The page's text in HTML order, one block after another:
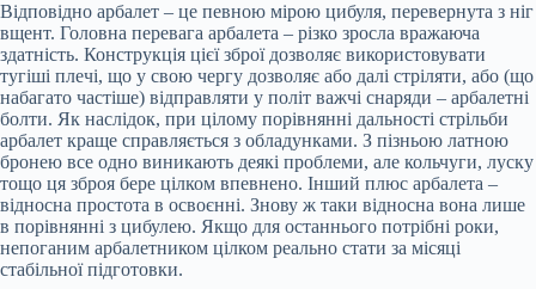
Відповідно арбалет – це певною мірою цибуля, перевернута з ніг
вщент. Головна перевага арбалета – різко зросла вражаюча
здатність. Конструкція цієї зброї дозволяє використовувати
тугіші плечі, що у свою чергу дозволяє або далі стріляти, або (що
набагато частіше) відправляти у політ важчі снаряди – арбалетні
болти. Як наслідок, при цілому порівнянні дальності стрільби
арбалет краще справляється з обладунками. З пізньою латною
бронею все одно виникають деякі проблеми, але кольчуги, луску
тощо ця зброя бере цілком впевнено. Інший плюс арбалета –
відносна простота в освоєнні. Знову ж таки відносна вона лише
в порівнянні з цибулею. Якщо для останнього потрібні роки,
непоганим арбалетником цілком реально стати за місяці
стабільної підготовки.